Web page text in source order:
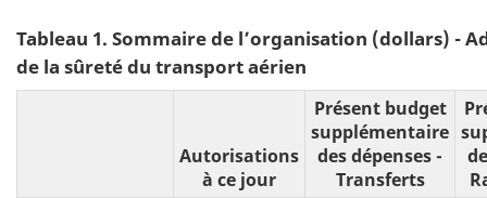
Tableau 1. Sommaire de l’organisation (dollars) -
de la sûreté du transport aérien
Autorisations
à ce jour
Présent budget
supplémentaire
des dépenses -
Transferts